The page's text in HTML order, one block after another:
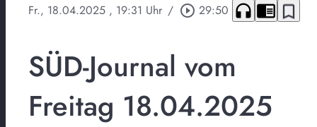
Fr., 18.04.2025 , 19:31 Uhr / play_circle_outline 29:50 headphones chrome_reader_mode bookmark_border
SÜD-Journal vom
Freitag 18.04.2025